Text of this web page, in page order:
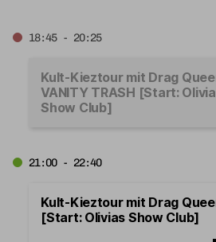
18:45 - 20:25
Kult-Kieztour mit Drag
VANITY TRASH [Start:
Show Club]
21:00 - 22:40
Kult-Kieztour mit Drag
[Start: Olivias Show Club]